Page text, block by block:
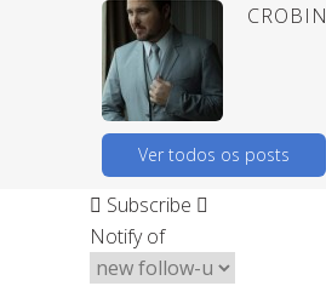
CROBIN
Ver todos os posts
Subscribe
Notify of